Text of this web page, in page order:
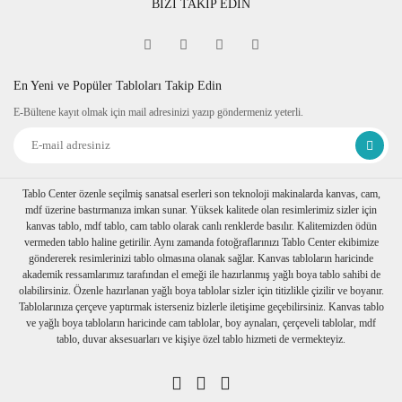
BİZİ TAKİP EDİN
En Yeni ve Popüler Tabloları Takip Edin
E-Bültene kayıt olmak için mail adresinizi yazıp göndermeniz yeterli.
Tablo Center özenle seçilmiş sanatsal eserleri son teknoloji makinalarda kanvas, cam,
mdf üzerine bastırmanıza imkan sunar. Yüksek kalitede olan resimlerimiz sizler için
kanvas tablo, mdf tablo, cam tablo olarak canlı renklerde basılır. Kalitemizden ödün
vermeden tablo haline getirilir. Aynı zamanda fotoğraflarınızı Tablo Center ekibimize
göndererek resimlerinizi tablo olmasına olanak sağlar. Kanvas tabloların haricinde
akademik ressamlarımız tarafından el emeği ile hazırlanmış yağlı boya tablo sahibi de
olabilirsiniz. Özenle hazırlanan yağlı boya tablolar sizler için titizlikle çizilir ve boyanır.
Tablolarınıza çerçeve yaptırmak isterseniz bizlerle iletişime geçebilirsiniz. Kanvas tablo
ve yağlı boya tabloların haricinde cam tablolar, boy aynaları, çerçeveli tablolar, mdf
tablo, duvar aksesuarları ve kişiye özel tablo hizmeti de vermekteyiz.